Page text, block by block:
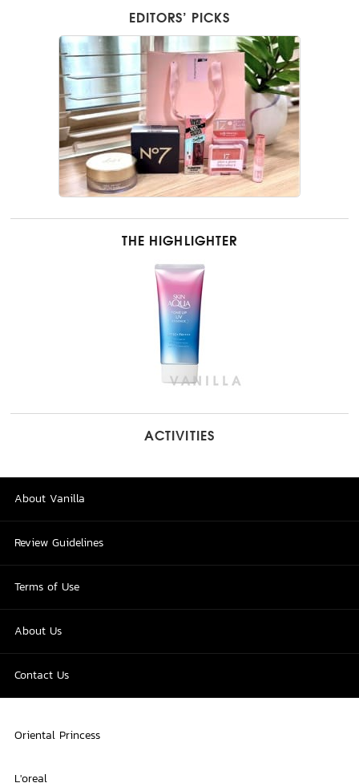
EDITORS’ PICKS
THE HIGHLIGHTER
ACTIVITIES
About Vanilla
Review Guidelines
Terms of Use
About Us
Contact Us
Oriental Princess
L'oreal